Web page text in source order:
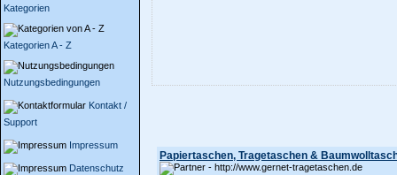
Kategorien
Kategorien A - Z
Nutzungsbedingungen
Kontakt /
Support
Impressum
Datenschutz
Papiertaschen, Tragetaschen &